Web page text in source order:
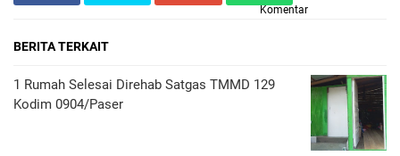
Komentar
BERITA TERKAIT
1 Rumah Selesai Direhab Satgas TMMD 129
Kodim 0904/Paser